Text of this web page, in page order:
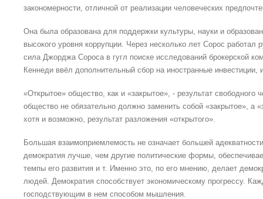
закономерности, отличной от реализации человеческих
Она была образована для поддержки культуры, науки и
высокого уровня коррупции. Через несколько лет Сорос
сила Джорджа Сороса в гугл поиске исследований брокерской
Кеннеди ввёл дополнительный сбор на иностранные инвестиции,
«Открытое» общество, как и «закрытое», - результат свободного
общество не обязательно должно заменить собой «закрытое», а
хотя и возможно, результат разложения «открытого».
Большая взаимоприемлемость не означает большей
демократия лучше, чем другие политические формы,
темпы его развития и т. Именно это, по его мнению, делает
людей. Демократия способствует экономическому прогрессу.
господствующим в нем способом мышления.